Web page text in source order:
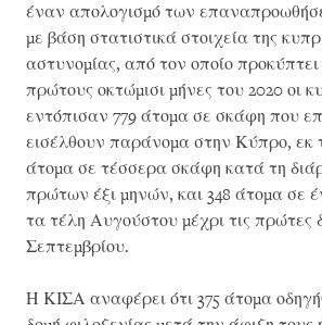
έναν απολογισμό των
με βάση στατιστικά στοιχεία της
αστυνομίας, από τον οποίο προκύπτει
πρώτους οκτώμισι μήνες του 2020 οι
εντόπισαν 779 άτομα σε σκάφη που
εισέλθουν παράνομα στην Κύπρο, εκ
άτομα σε τέσσερα σκάφη κατά τη
πρώτων έξι μηνών, και 348 άτομα σε
τα τέλη Αυγούστου μέχρι τις πρώτες
Σεπτεμβρίου.
Η ΚΙΣΑ αναφέρει ότι 375 άτομα